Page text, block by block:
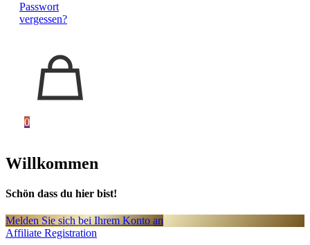
Passwort
vergessen?
0
Willkommen
Schön dass du hier bist!
Melden Sie sich bei Ihrem Konto an
Affiliate Registration